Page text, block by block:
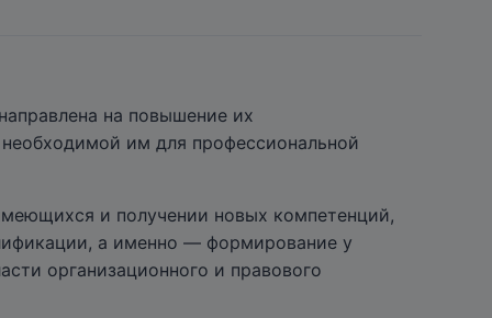
на повышение их
им для профессиональной
и получении новых компетенций,
а именно — формирование у
организационного и правового